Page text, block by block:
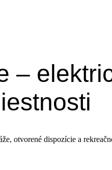
–
otvorené dispozície a